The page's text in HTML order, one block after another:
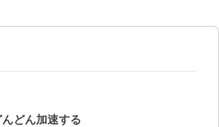
どん加速する